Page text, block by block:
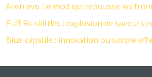
Alien evo : le mod qui repousse les
Puff 9k skittles : explosion de saveurs
Blue capsule : innovation ou simple